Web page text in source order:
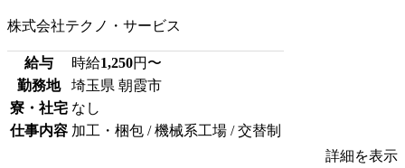
株式会社テクノ・サービス
給与 時給1,250円〜
勤務地
埼玉県 朝霞市
寮・社宅 なし
仕事内容 加工・梱包 / 機械系工場 / 交替制
詳細を表示